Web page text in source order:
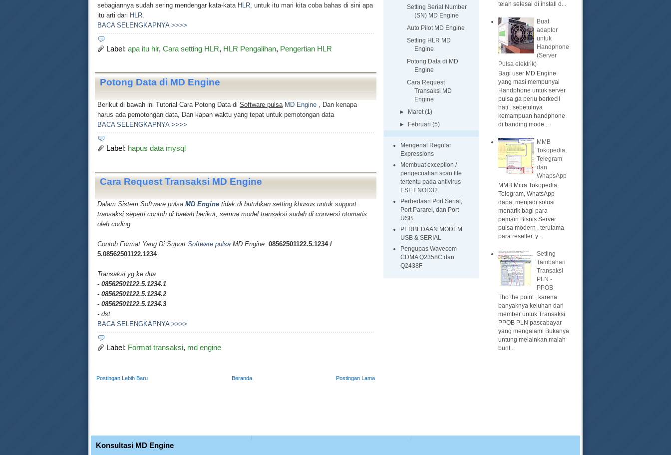
sebagiannya sudah sering mendengar kata-kata HLR , untuk itu mari kita coba bahas di sini apa
itu arti dari HLR
BACA SELENGKAPNYA >>>>
Label: apa itu hlr, Cara setting HLR, HLR Pengalihan, Pengertian HLR
Potong Data di MD Engine
Berikut di bawah ini Tutorial Cara Potong Data di Software pulsa MD Engine , Dan kenapa
harus ada pemotongan data, Dan kapan waktu yang tepat untuk pemotongan data
BACA SELENGKAPNYA >>>>
Label: hapus data mysql
Cara Request Transaksi MD Engine
Dalam Sistem Software pulsa MD Engine tidak di butuhkan setting khusus untuk support
transaksi seperti contoh di bawah berikut, semua model transaksi sudah di conversi otomatis
oleh coding.
Contoh Format Yang Di Suport Software pulsa MD Engine :08562501122.5.1234 /
5.08562501122.1234
Transaksi yg ke dua
- 08562501122.5.1234.1
- 08562501122.5.1234.2
- 08562501122.5.1234.3
- dst
BACA SELENGKAPNYA >>>>
Label: Format transaksi, md engine
Postingan Lebih Baru Postingan Lama
Beranda
Setting Serial Number
(SN) MD Engine
Auto Pilot MD Engine
Setting HLR MD
Engine
Potong Data di MD
Engine
Cara Request
Transaksi MD
Engine
►
Maret(1)
►
Februari (5)
Mengenal Regular
Expressions
Membuat exception /
pengecualian scan file
tertentu pada antivirus
ESET NOD32
Perbedaan Port Serial,
Port Pararel, dan Port
USB
PERBEDAAN MODEM
USB & SERIAL
Pengupas Wavecom
CDMA Q2358C dan
Q2438F
telah selesai di install d...
Buat
adaptor
untuk
Handphone
(Server
Pulsa elektrik)
Bagi user MD Engine
yang masi mempunyai
Handphone untuk server
pulsa ga perlu berkecil
hati.. sebetulnya
kemampuan handphone
di banding mode...
MMB
Tokopedia,
Telegram
dan
WhapsApp
MMB Mitra Tokopedia,
Telegram, WhatsApp
dapat menjadi solusi
menarik bagi para
pemain Bisnis Server
pulsa modern , terutama
para reseller, y...
Setting
Tambahan
Transaksi
PLN -
PPOB
Tho the point , karena
banyaknya keluhan dari
member untuk Transaksi
PPOB PLN pascabayar
yang mengalami Bukanya
untung melainkan malah
bunt...
Konsultasi MD Engine